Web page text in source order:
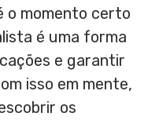
o momento certo
é uma forma
e garantir
isso em mente,
os